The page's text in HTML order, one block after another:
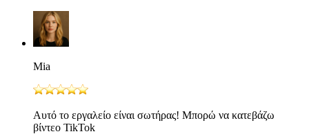
Mia
Αυτό το εργαλείο είναι σωτήρας! Μπορώ να κατεβάζω
βίντεο TikTok